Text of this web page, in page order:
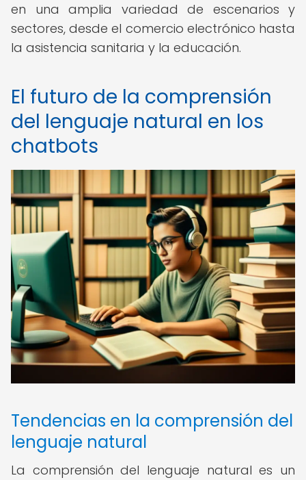
en una amplia variedad de escenarios y
sectores, desde el comercio electrónico hasta
la asistencia sanitaria y la educación.
El futuro de la comprensión
del lenguaje natural en los
chatbots
Tendencias en la comprensión del
lenguaje natural
La comprensión del lenguaje natural es un